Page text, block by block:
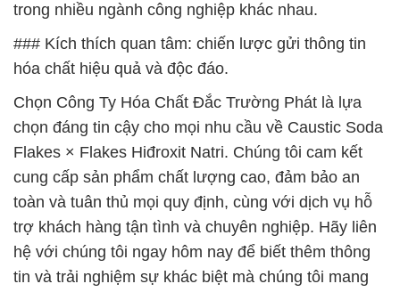
trong nhiều ngành công nghiệp khác nhau.
### Kích thích quan tâm: chiến lược gửi thông tin
hóa chất hiệu quả và độc đáo.
Chọn Công Ty Hóa Chất Đắc Trường Phát là lựa
chọn đáng tin cậy cho mọi nhu cầu về Caustic Soda
Flakes × Flakes Hiđroxit Natri. Chúng tôi cam kết
cung cấp sản phẩm chất lượng cao, đảm bảo an
toàn và tuân thủ mọi quy định, cùng với dịch vụ hỗ
trợ khách hàng tận tình và chuyên nghiệp. Hãy liên
hệ với chúng tôi ngay hôm nay để biết thêm thông
tin và trải nghiệm sự khác biệt mà chúng tôi mang